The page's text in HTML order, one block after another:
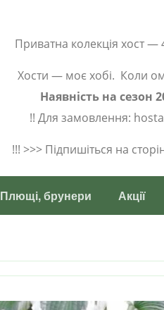
Приватна колекція хост —
Хости — моє хобі. Коли
Наявність на сезон
!! Для замовлення:
!!! >>> Підпишіться на
Плющі, брунери Акції